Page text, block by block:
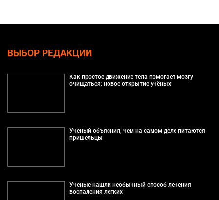
ВЫБОР РЕДАКЦИИ
Как простое движение тела помогает мозгу
очищаться: новое открытие учёных
Ученый объяснил, чем на самом деле питаются
пришельцы
Ученые нашли необычный способ лечения
воспаления легких